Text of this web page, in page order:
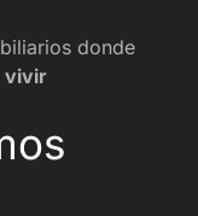
donde
vivir